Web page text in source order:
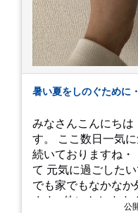
暑い夏をしのぐために
みなさんこんにちは
す。 ここ数日一気に気温が上がり 蒸し暑い日が
続いておりますね・・・ 健康第一で水分
て 元気に過ごしたいですね！
でも家でもなかなか
ます♪ 他にもおすすめの過ごし方があったら ぜひ
公